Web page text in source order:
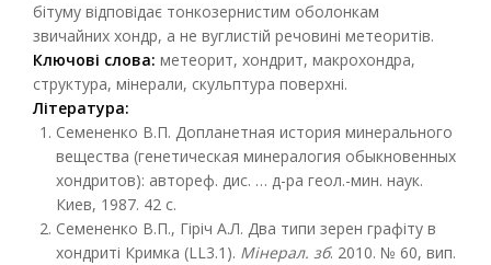
бітуму відповідає тонкозернистим оболонкам
звичайних хондр, а не вуглистій речовині метеоритів.
Ключові слова: метеорит, хондрит, макрохондра,
структура, мінерали, скульптура поверхні.
Література:
Семененко В.П. Допланетная история минерального
вещества (генетическая минералогия обыкновенных
хондритов): автореф. дис. … д-ра геол.-мин. наук.
Киев, 1987. 42 с.
Cемененко В.П., Гіріч А.Л. Два типи зерен графіту в
хондриті Кримка (LL3.1). Мінерал. зб. 2010. № 60, вип.